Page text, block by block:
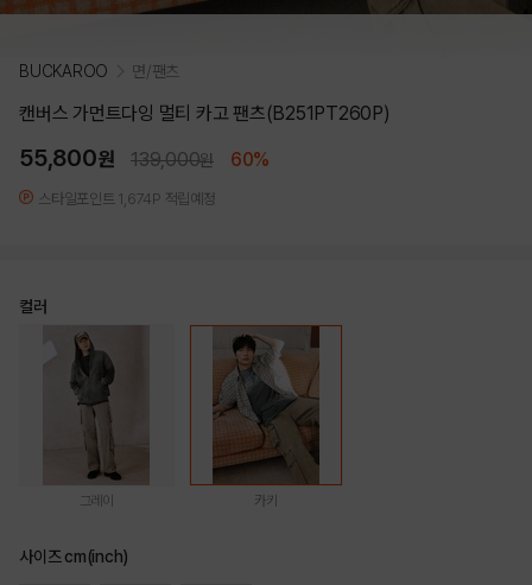
BUCKAROO 면/팬츠
캔버스 가먼트다잉 멀티 카고 팬츠(B251PT260P)
55,800원 139,000원 60%
스타일포인트 1,674P 적립예정
컬러
그레이 카키
사이즈 cm(inch)